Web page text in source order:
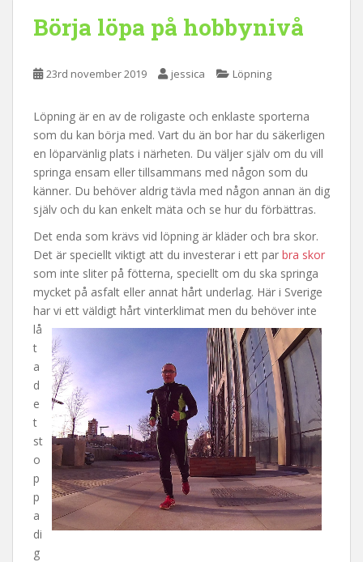
Börja löpa på hobbynivå
23rd november 2019 jessica Löpning
Löpning är en av de roligaste och enklaste sporterna
som du kan börja med. Vart du än bor har du säkerligen
en löparvänlig plats i närheten. Du väljer själv om du vill
springa ensam eller tillsammans med någon som du
känner. Du behöver aldrig tävla med någon annan än dig
själv och du kan enkelt mäta och se hur du förbättras.
Det enda som krävs vid löpning är kläder och bra skor.
Det är speciellt viktigt att du investerar i ett par bra skor
som inte sliter på fötterna, speciellt om du ska springa
mycket på asfalt eller annat hårt underlag. Här i Sverige
har vi ett väldigt hårt vinterklimat men du behöver inte
lå
t
a
d
e
t
st
o
p
p
a
di
g